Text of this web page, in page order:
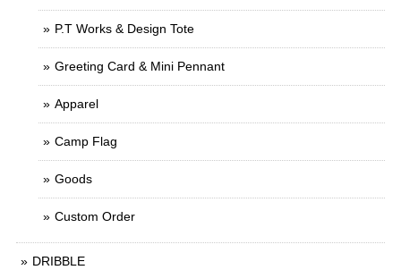
P.T Works & Design Tote
Greeting Card & Mini Pennant
Apparel
Camp Flag
Goods
Custom Order
DRIBBLE